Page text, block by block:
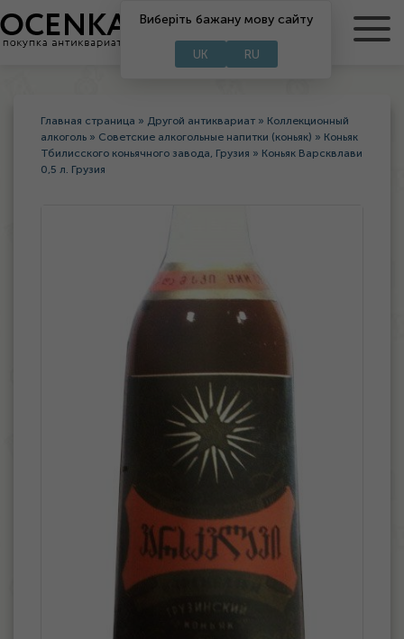
RU
Виберіть бажану мову сайту
UK RU
Главная страница » Другой антиквариат » Коллекционный
алкоголь » Советские алкогольные напитки (коньяк) » Коньяк
Тбилисского коньячного завода, Грузия » Коньяк Варсквлави
0,5 л. Грузия